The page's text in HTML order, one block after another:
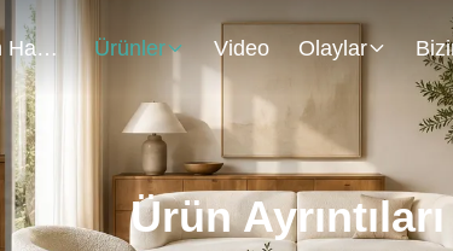
Bizim Hakkımızda Ürünler Video Olaylar
Ürün Ayrıntıları